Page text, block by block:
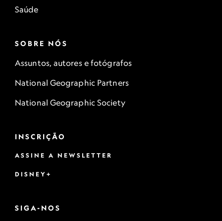
Saúde
SOBRE NÓS
Assuntos, autores e fotógrafos
National Geographic Partners
National Geographic Society
INSCRIÇÃO
ASSINE A NEWSLETTER
DISNEY+
SIGA-NOS